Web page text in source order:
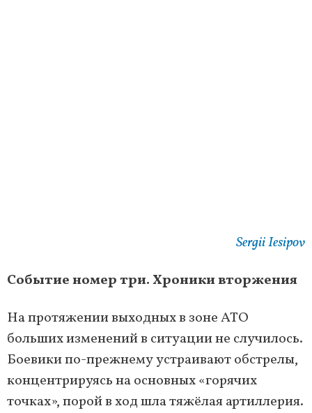
Sergii Iesipov
Событие номер три. Хроники вторжения
На протяжении выходных в зоне АТО
больших изменений в ситуации не случилось.
Боевики по-прежнему устраивают обстрелы,
концентрируясь на основных «горячих
точках», порой в ход шла тяжёлая артиллерия.